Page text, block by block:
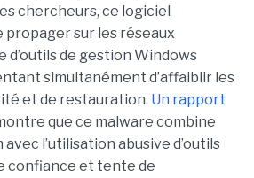
chercheurs, ce logiciel
propager sur les réseaux
d’outils de gestion Windows
simultanément d’affaiblir les
et de restauration. Un rapport
que ce malware combine
l’utilisation abusive d’outils
confiance et tente de